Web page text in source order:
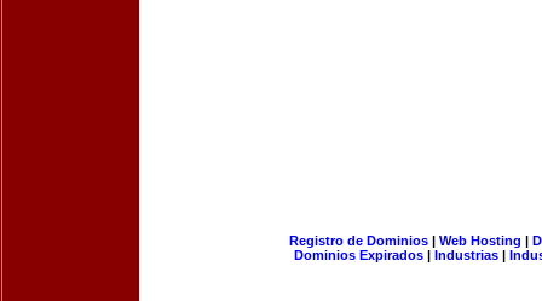
Registro de Dominios| Web Hosting |
Dominios Expirados | Industrias |